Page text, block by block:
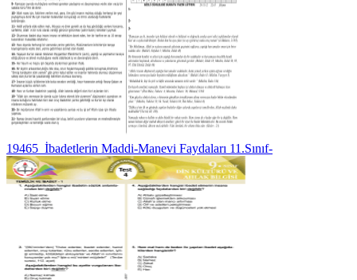
19465_İbadetlerin Maddi-Manevi Faydaları 11.Sınıf-